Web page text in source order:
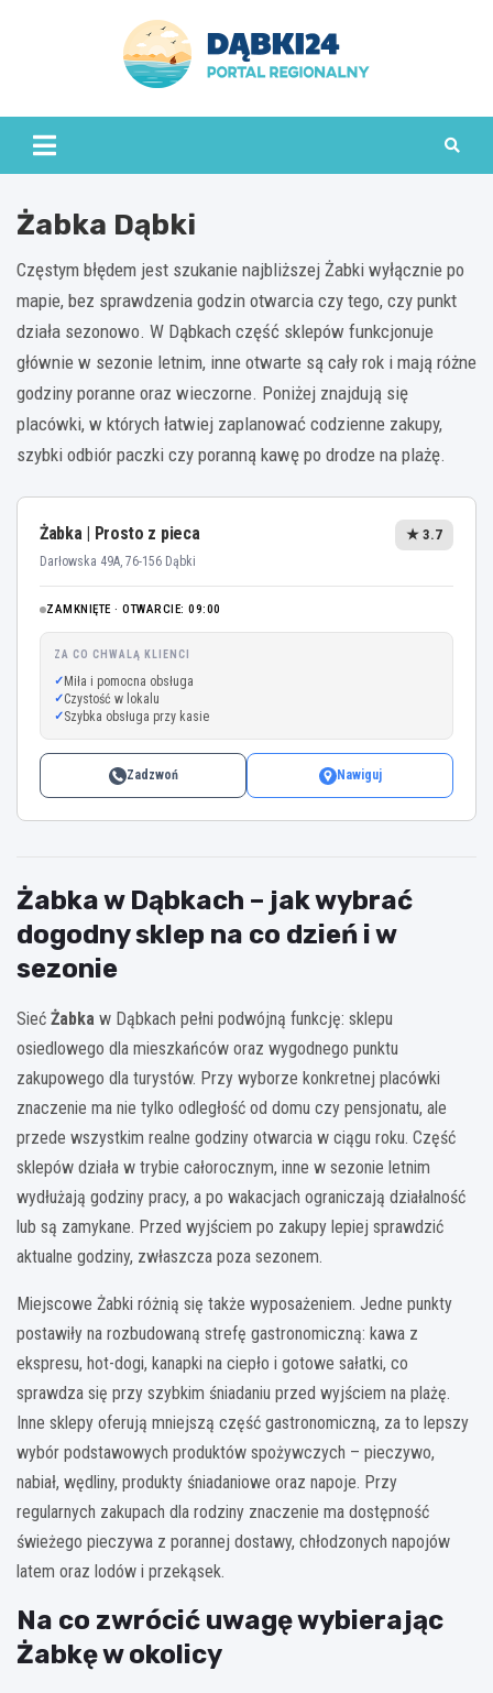
dabki24.pl
Żabka Dąbki
Częstym błędem jest szukanie najbliższej Żabki wyłącznie po
mapie, bez sprawdzenia godzin otwarcia czy tego, czy punkt
działa sezonowo. W Dąbkach część sklepów funkcjonuje
głównie w sezonie letnim, inne otwarte są cały rok i mają różne
godziny poranne oraz wieczorne. Poniżej znajdują się
placówki, w których łatwiej zaplanować codzienne zakupy,
szybki odbiór paczki czy poranną kawę po drodze na plażę.
Żabka | Prosto z pieca
Darłowska 49A, 76-156 Dąbki
★ 3.7
ZAMKNIĘTE · OTWARCIE: 09:00
ZA CO CHWALĄ KLIENCI
Miła i pomocna obsługa
Czystość w lokalu
Szybka obsługa przy kasie
Zadzwoń Nawiguj
Żabka w Dąbkach – jak wybrać
dogodny sklep na co dzień i w
sezonie
Sieć Żabka w Dąbkach pełni podwójną funkcję: sklepu
osiedlowego dla mieszkańców oraz wygodnego punktu
zakupowego dla turystów. Przy wyborze konkretnej placówki
znaczenie ma nie tylko odległość od domu czy pensjonatu, ale
przede wszystkim realne godziny otwarcia w ciągu roku. Część
sklepów działa w trybie całorocznym, inne w sezonie letnim
wydłużają godziny pracy, a po wakacjach ograniczają działalność
lub są zamykane. Przed wyjściem po zakupy lepiej sprawdzić
aktualne godziny, zwłaszcza poza sezonem.
Miejscowe Żabki różnią się także wyposażeniem. Jedne punkty
postawiły na rozbudowaną strefę gastronomiczną: kawa z
ekspresu, hot-dogi, kanapki na ciepło i gotowe sałatki, co
sprawdza się przy szybkim śniadaniu przed wyjściem na plażę.
Inne sklepy oferują mniejszą część gastronomiczną, za to lepszy
wybór podstawowych produktów spożywczych – pieczywo,
nabiał, wędliny, produkty śniadaniowe oraz napoje. Przy
regularnych zakupach dla rodziny znaczenie ma dostępność
świeżego pieczywa z porannej dostawy, chłodzonych napojów
latem oraz lodów i przekąsek.
Na co zwrócić uwagę wybierając
Żabkę w okolicy